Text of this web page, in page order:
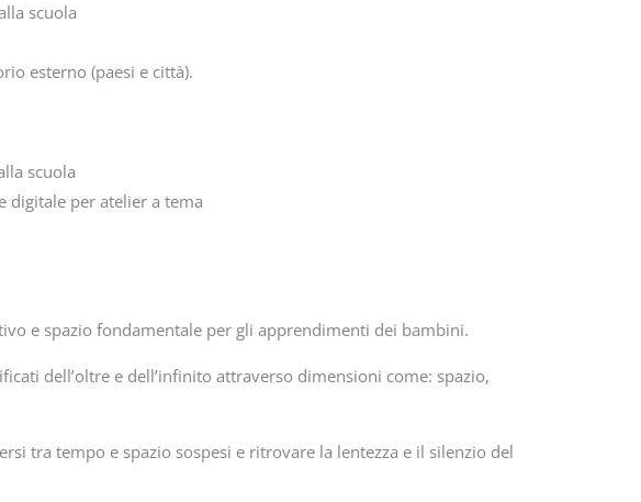
scuola
esterno (paesi e città).
scuola
digitale per atelier a tema
e spazio fondamentale per gli apprendimenti dei bambini.
dell’oltre e dell’infinito attraverso dimensioni come: spazio,
tra tempo e spazio sospesi e ritrovare la lentezza e il silenzio del